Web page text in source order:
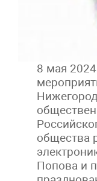
8 мая
общества
Попова и